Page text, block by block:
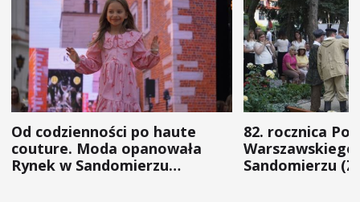
Od codzienności po haute
couture. Moda opanowała
Rynek w Sandomierzu
82. rocznica
Warszawskiego
Sandomierzu